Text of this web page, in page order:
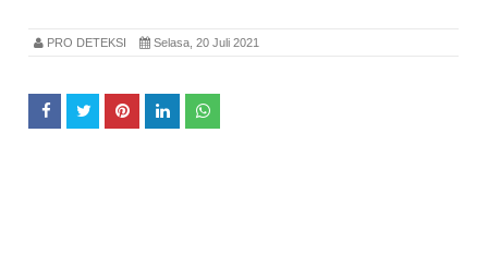
PRO DETEKSI Selasa, 20 Juli 2021